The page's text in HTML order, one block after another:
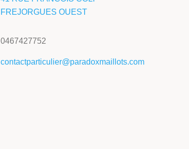
FREJORGUES OUEST
0467427752
contactparticulier@paradoxmaillots.com